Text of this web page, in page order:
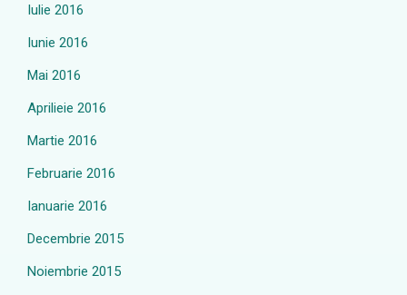
Iulie 2016
Iunie 2016
Mai 2016
Aprilieie 2016
Martie 2016
Februarie 2016
Ianuarie 2016
Decembrie 2015
Noiembrie 2015